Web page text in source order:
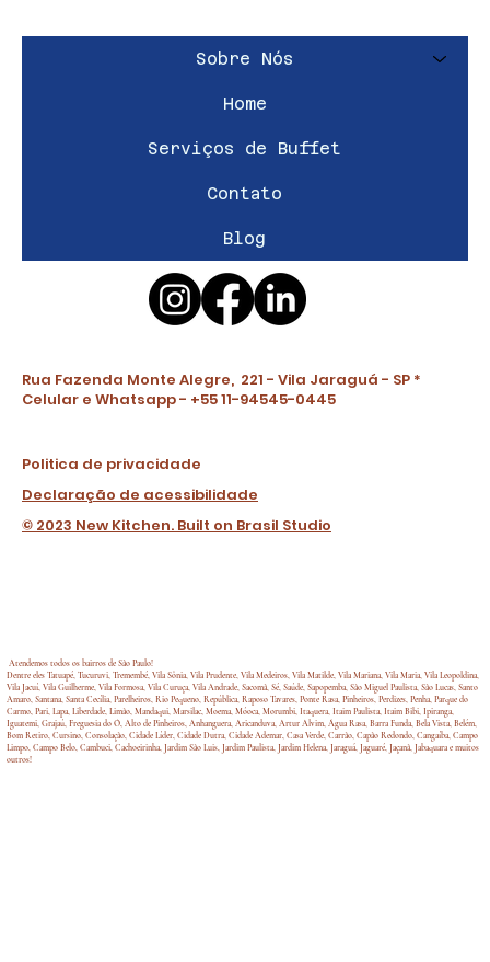
Atendemos todos os bairros de São Paulo!
Dentre eles Tatuapé, Tucuruvi, Tremembé, Vila Sônia, Vila Prudente, Vila Medeiros, Vila Matilde, Vila Mariana, Vila Maria, Vila Leopoldina,
Vila Jacuí, Vila Guilherme, Vila Formosa, Vila Curuça, Vila Andrade, Sacomã, Sé, Saúde, Sapopemba, São Miguel Paulista, São Lucas, Santo
Amaro, Santana, Santa Cecília, Parelheiros, Rio Pequeno, República, Raposo Tavares, Ponte Rasa, Pinheiros, Perdizes, Penha, Parque do
Carmo, Pari, Lapa, Liberdade, Limão, Mandaqui, Marsilac, Moema, Móoca, Morumbi, Itaquera, Itaim Paulista, Itaim Bibi, Ipiranga,
Iguatemi, Grajaú, Freguesia do Ó, Alto de Pinheiros, Anhanguera, Aricanduva, Artur Alvim, Água Rasa, Barra Funda, Bela Vista, Belém,
Bom Retiro, Cursino, Consolação, Cidade Líder, Cidade Dutra, Cidade Ademar, Casa Verde, Carrão, Capão Redondo, Cangaíba, Campo
Limpo, Campo Belo, Cambuci, Cachoeirinha, Jardim São Luis, Jardim Paulista, Jardim Helena, Jaraguá, Jaguaré, Jaçanã, Jabaquara e muitos
outros!
Sobre Nós
Home
Serviços de Buffet
Contato
Blog
Rua Fazenda Monte Alegre, 221 - Vila Jaraguá - SP *
Celular e Whatsapp - +55 11-94545-0445
Politica de privacidade
Declaração de acessibilidade
© 2023 New Kitchen. Built on Brasil Studio